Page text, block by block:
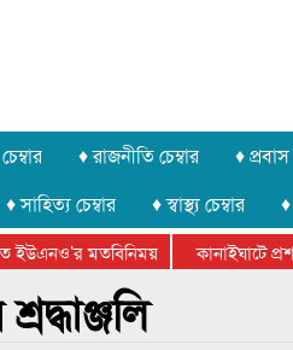
♦ রাজনীতি চেম্বার ♦ প্রবাস
♦ সাহিত্য চেম্বার ♦ স্বাস্থ্য চেম্বার
মতবিনিময় কানাইঘাটে
সম্পন্ন